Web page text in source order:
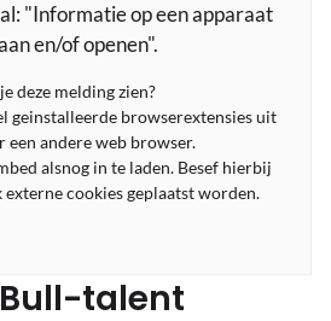
"Informatie op een apparaat
en/of openen".
deze melding zien?
geinstalleerde browserextensies uit
een andere web browser.
alsnog in te laden. Besef hierbij
cookies geplaatst worden.
talent